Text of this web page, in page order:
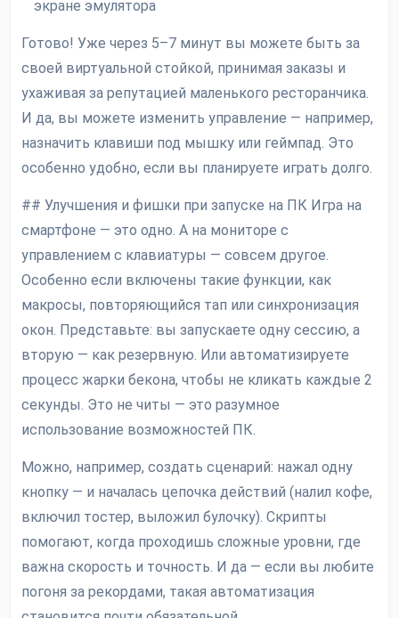
экране эмулятора
Готово! Уже через 5–7 минут вы можете быть за
своей виртуальной стойкой, принимая заказы и
ухаживая за репутацией маленького ресторанчика.
И да, вы можете изменить управление — например,
назначить клавиши под мышку или геймпад. Это
особенно удобно, если вы планируете играть долго.
## Улучшения и фишки при запуске на ПК Игра на
смартфоне — это одно. А на мониторе с
управлением с клавиатуры — совсем другое.
Особенно если включены такие функции, как
макросы, повторяющийся тап или синхронизация
окон. Представьте: вы запускаете одну сессию, а
вторую — как резервную. Или автоматизируете
процесс жарки бекона, чтобы не кликать каждые 2
секунды. Это не читы — это разумное
использование возможностей ПК.
Можно, например, создать сценарий: нажал одну
кнопку — и началась цепочка действий (налил кофе,
включил тостер, выложил булочку). Скрипты
помогают, когда проходишь сложные уровни, где
важна скорость и точность. И да — если вы любите
погоня за рекордами, такая автоматизация